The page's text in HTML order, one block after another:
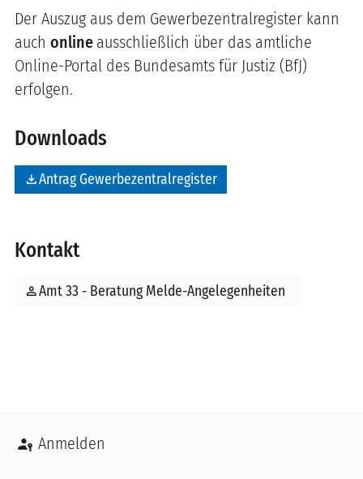
Der Auszug aus dem Gewerbezentralregister kann
auch online ausschließlich über das amtliche
Online-Portal des Bundesamts für Justiz (BfJ)
erfolgen.
Downloads
file_downloadAntrag Gewerbezentralregister
Kontakt
personAmt 33 - Beratung Melde-Angelegenheiten
Benutzermenü
Anmelden